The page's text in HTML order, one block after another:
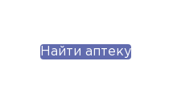
Найти аптеку